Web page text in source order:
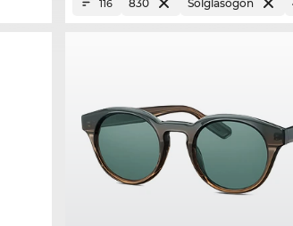
116 830 Solglasögon